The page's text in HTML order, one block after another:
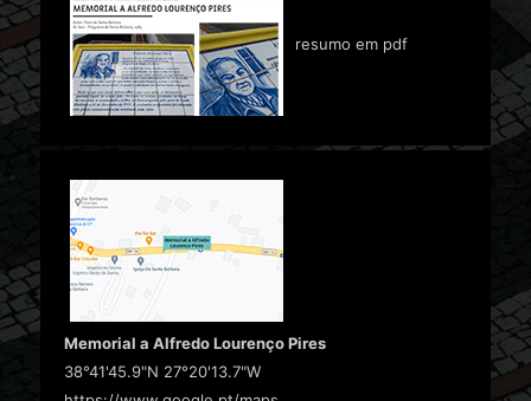
resumo em pdf
Memorial a Alfredo Lourenço Pires
38°41'45.9"N 27°20'13.7"W